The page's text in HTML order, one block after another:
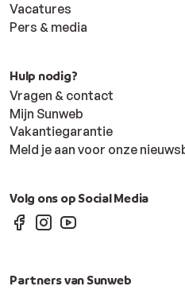
Vacatures
Pers & media
Hulp nodig?
Vragen & contact
Mijn Sunweb
Vakantiegarantie
Meld je aan voor onze
Volg ons op Social Media
Partners van Sunweb